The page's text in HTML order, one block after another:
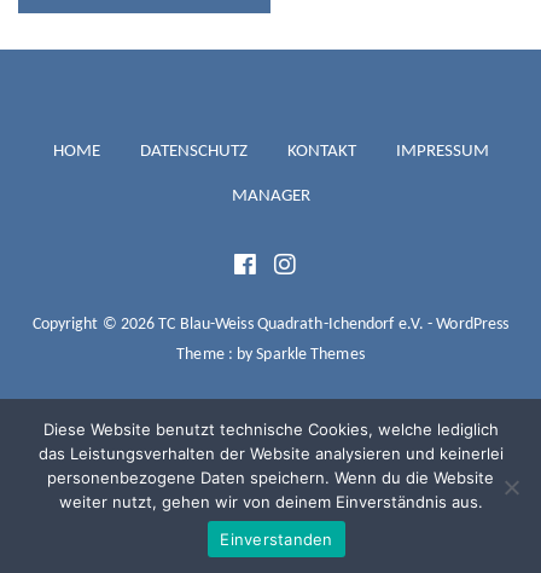
TC BLAU-
WEISS
QUADRATH-
ICHENDORF
E.V.
HOME DATENSCHUTZ KONTAKT IMPRESSUM
MANAGER
Copyright © 2026 TC Blau-Weiss Quadrath-Ichendorf e.V. - WordPress
Theme : bySparkle Themes
Diese Website benutzt technische Cookies, welche lediglich
das Leistungsverhalten der Website analysieren und keinerlei
personenbezogene Daten speichern. Wenn du die Website
weiter nutzt, gehen wir von deinem Einverständnis aus.
Einverstanden